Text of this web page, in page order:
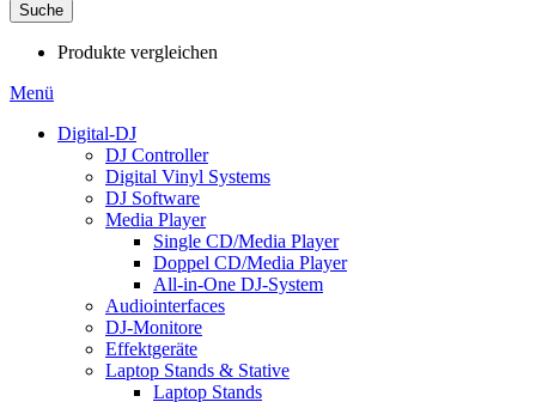
Suche
Produkte vergleichen
Menü
Digital-DJ
DJ Controller
Digital Vinyl Systems
DJ Software
Media Player
Single CD/Media Player
Doppel CD/Media Player
All-in-One DJ-System
Audiointerfaces
DJ-Monitore
Effektgeräte
Laptop Stands & Stative
Laptop Stands